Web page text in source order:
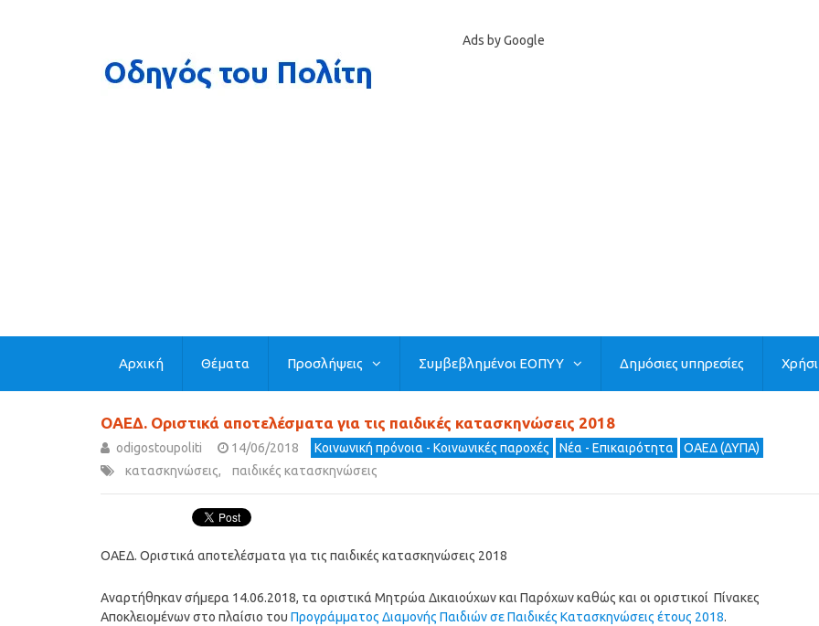
Ads by Google
Αρχική Θέματα Προσλήψεις Συμβεβλημένοι ΕΟΠΥΥ Δημόσιες υπηρεσίες
ΟΑΕΔ. Οριστικά αποτελέσματα για τις παιδικές κατασκηνώσεις 2018
odigostoupoliti 14/06/2018 Κοινωνική πρόνοια - Κοινωνικές παροχές Νέα - Επικαιρότητα
ΟΑΕΔ (ΔΥΠΑ)
κατασκηνώσεις, παιδικές κατασκηνώσεις
ΟΑΕΔ. Οριστικά αποτελέσματα για τις παιδικές κατασκηνώσεις 2018
Αναρτήθηκαν σήμερα 14.06.2018, τα οριστικά Μητρώα Δικαιούχων και Παρόχων καθώς και οι οριστικοί Πίνακες
Αποκλειομένων στο πλαίσιο του Προγράμματος Διαμονής Παιδιών σε Παιδικές Κατασκηνώσεις έτους 2018.